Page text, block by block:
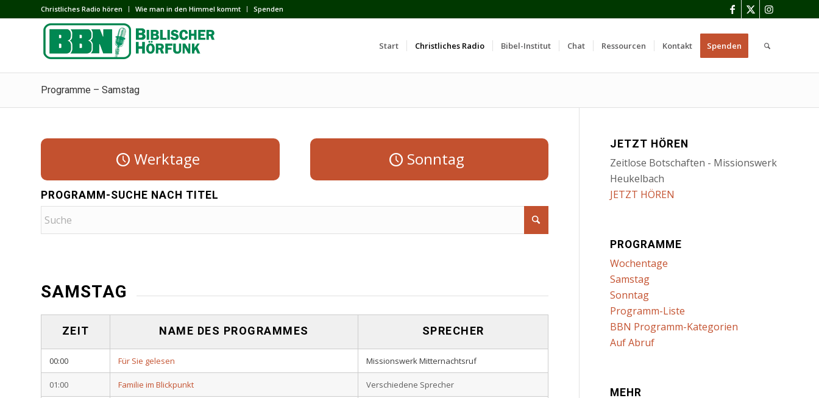
Сhristliches Radio hören Wie man in den Himmel kommt Spenden
Start Сhristliches Radio Bibel-Institut Chat Ressourcen Kontakt Spenden
Programme – Samstag
Werktage Sonntag
PROGRAMM-SUCHE NACH TITEL
SAMSTAG
ZEIT NAME DES PROGRAMMES SPRECHER
00:00 Für Sie gelesen Missionswerk Mitternachtsruf
01:00 Familie im Blickpunkt Verschiedene Sprecher
JETZT HÖREN
Zeitlose Botschaften - Missionswerk
Heukelbach
JETZT HÖREN
PROGRAMME
Wochentage
Samstag
Sonntag
Programm-Liste
BBN Programm-Kategorien
Auf Abruf
MEHR